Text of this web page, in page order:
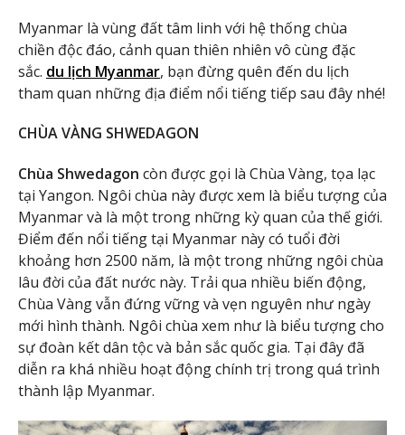
Myanmar là vùng đất tâm linh với hệ thống chùa
chiền độc đáo, cảnh quan thiên nhiên vô cùng đặc
sắc. du lịch Myanmar, bạn đừng quên đến du lịch
tham quan những địa điểm nổi tiếng tiếp sau đây nhé!
CHÙA VÀNG SHWEDAGON
Chùa Shwedagon còn được gọi là Chùa Vàng, tọa lạc
tại Yangon. Ngôi chùa này được xem là biểu tượng của
Myanmar và là một trong những kỳ quan của thế giới.
Điểm đến nổi tiếng tại Myanmar này có tuổi đời
khoảng hơn 2500 năm, là một trong những ngôi chùa
lâu đời của đất nước này. Trải qua nhiều biến động,
Chùa Vàng vẫn đứng vững và vẹn nguyên như ngày
mới hình thành. Ngôi chùa xem như là biểu tượng cho
sự đoàn kết dân tộc và bản sắc quốc gia. Tại đây đã
diễn ra khá nhiều hoạt động chính trị trong quá trình
thành lập Myanmar.